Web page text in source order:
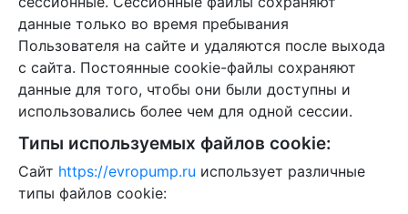
данные только во время пребывания
Пользователя на сайте и удаляются после выхода
с сайта. Постоянные cookie-файлы сохраняют
данные для того, чтобы они были доступны и
использовались более чем для одной сессии.
Типы используемых файлов cookie:
Сайт https://evropump.ru использует различные
типы файлов cookie: